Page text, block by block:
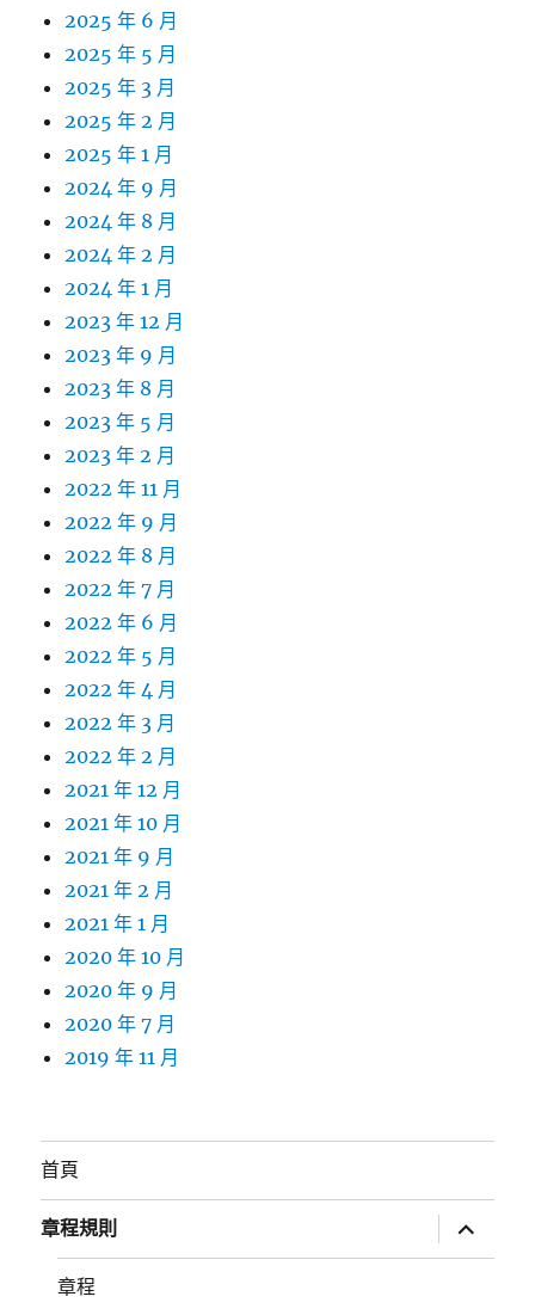
2025 年 6 月
2025 年 5 月
2025 年 3 月
2025 年 2 月
2025 年 1 月
2024 年 9 月
2024 年 8 月
2024 年 2 月
2024 年 1 月
2023 年 12 月
2023 年 9 月
2023 年 8 月
2023 年 5 月
2023 年 2 月
2022 年 11 月
2022 年 9 月
2022 年 8 月
2022 年 7 月
2022 年 6 月
2022 年 5 月
2022 年 4 月
2022 年 3 月
2022 年 2 月
2021 年 12 月
2021 年 10 月
2021 年 9 月
2021 年 2 月
2021 年 1 月
2020 年 10 月
2020 年 9 月
2020 年 7 月
2019 年 11 月
首頁
章程規則
展
開
子
章程